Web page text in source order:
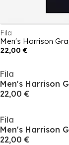
Fila
22,00 €
Fila
22,00 €
Fila
22,00 €